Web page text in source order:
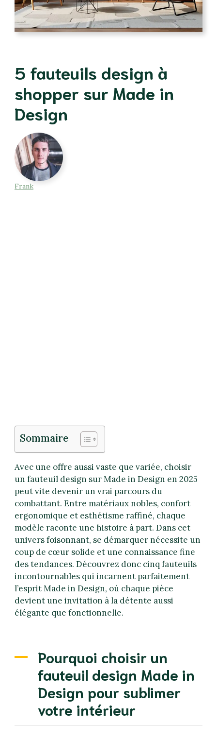
5 fauteuils design à
shopper sur Made in
Design
Frank
Sommaire
Avec une offre aussi vaste que variée, choisir
un fauteuil design sur Made in Design en 2025
peut vite devenir un vrai parcours du
combattant. Entre matériaux nobles, confort
ergonomique et esthétisme raffiné, chaque
modèle raconte une histoire à part. Dans cet
univers foisonnant, se démarquer nécessite un
coup de cœur solide et une connaissance fine
des tendances. Découvrez donc cinq fauteuils
incontournables qui incarnent parfaitement
l’esprit Made in Design, où chaque pièce
devient une invitation à la détente aussi
élégante que fonctionnelle.
Pourquoi choisir un
fauteuil design Made in
Design pour sublimer
votre intérieur